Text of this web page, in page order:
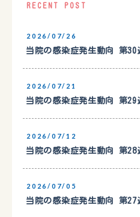
RECENT POST
2026/07/26
当院の感染症発生動向 第30
2026/07/21
当院の感染症発生動向 第29
2026/07/12
当院の感染症発生動向 第28
2026/07/05
当院の感染症発生動向 第27